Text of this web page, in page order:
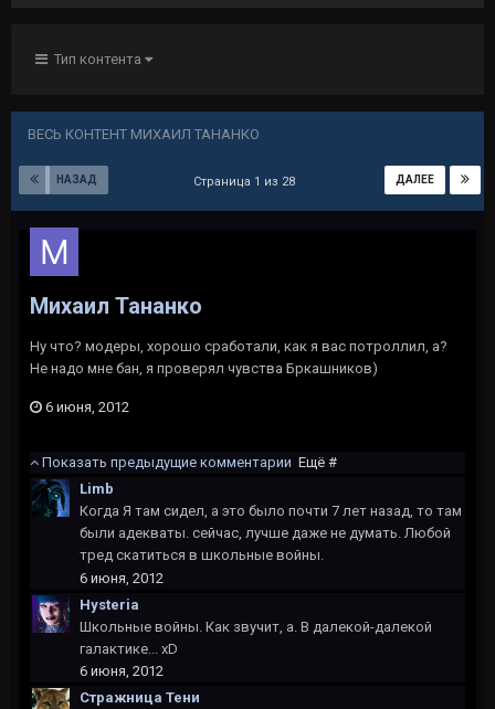
Тип контента
ВЕСЬ КОНТЕНТ МИХАИЛ ТАНАНКО
НАЗАД ДАЛЕЕ
Страница 1 из 28
Михаил Тананко
Ну что? модеры, хорошо сработали, как я вас потроллил, а?
Не надо мне бан, я проверял чувства Бркашников)
6 июня, 2012
Показать предыдущие комментарии Ещё #
Limb
Когда Я там сидел, а это было почти 7 лет назад, то там
были адекваты. сейчас, лучше даже не думать. Любой
тред скатиться в школьные войны.
6 июня, 2012
Hysteria
Школьные войны. Как звучит, а. В далекой-далекой
галактике... xD
6 июня, 2012
Стражница Тени